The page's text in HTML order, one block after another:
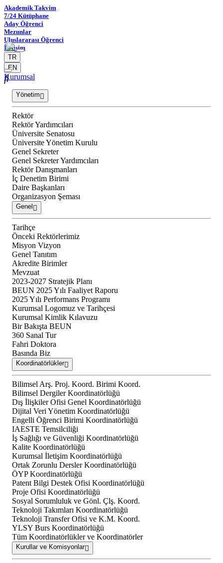
Akademik Takvim
7/24 Kütüphane
Aday Öğrenci
Mezunlar
Uluslararası Öğrenci
İletişim
TR
EN
Kurumsal
Yönetim
Rektör
Rektör Yardımcıları
Üniversite Senatosu
Üniversite Yönetim Kurulu
Genel Sekreter
Genel Sekreter Yardımcıları
Rektör Danışmanları
İç Denetim Birimi
Daire Başkanları
Organizasyon Şeması
Genel
Tarihçe
Önceki Rektörlerimiz
Misyon Vizyon
Genel Tanıtım
Akredite Birimler
Mevzuat
2023-2027 Stratejik Planı
BEUN 2025 Yılı Faaliyet Raporu
2025 Yılı Performans Programı
Kurumsal Logomuz ve Tarihçesi
Kurumsal Kimlik Kılavuzu
Bir Bakışta BEUN
360 Sanal Tur
Fahri Doktora
Basında Biz
Koordinatörlükler
Bilimsel Arş. Proj. Koord. Birimi Koord.
Bilimsel Dergiler Koordinatörlüğü
Dış İlişkiler Ofisi Genel Koordinatörlüğü
Dijital Veri Yönetim Koordinatörlüğü
Engelli Öğrenci Birimi Koordinatörlüğü
IAESTE Temsilciliği
İş Sağlığı ve Güvenliği Koordinatörlüğü
Kalite Koordinatörlüğü
Kurumsal İletişim Koordinatörlüğü
Ortak Zorunlu Dersler Koordinatörlüğü
ÖYP Koordinatörlüğü
Patent Bilgi Destek Ofisi Koordinatörlüğü
Proje Ofisi Koordinatörlüğü
Sosyal Sorumluluk ve Gönl. Çlş. Koord.
Teknoloji Takımları Koordinatörlüğü
Teknoloji Transfer Ofisi ve K.M. Koord.
YLSY Burs Koordinatörlüğü
Tüm Koordinatörlükler ve Koordinatörler
Kurullar ve Komisyonlar